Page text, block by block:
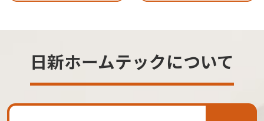
日新ホームテックについて